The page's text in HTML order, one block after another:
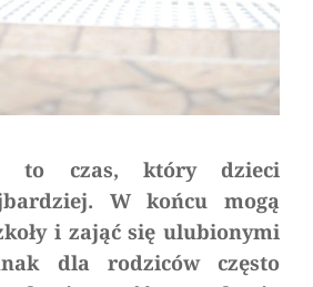
to czas, który dzieci
W końcu mogą
i zająć się ulubionymi
dla rodziców często